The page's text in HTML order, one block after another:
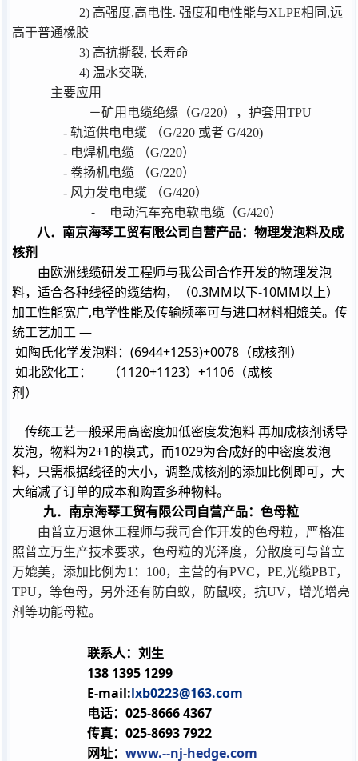
2) 高强度,高电性. 强度和电性能与XLPE相同 ,远
高于普通橡胶
3) 高抗撕裂, 长寿命
4) 温水交联,
主要应用
－矿用电缆绝缘（G/220），护套用TPU
- 轨道供电电缆 （G/220 或者 G/420)
- 电焊机电缆 （G/220）
- 卷扬机电缆 （G/220）
- 风力发电电缆 （G/420）
- 电动汽车充电软电缆（G/420）
八．南京海琴工贸有限公司自营产品：物理发泡料及成
核剂
由欧洲线缆研发工程师与我公司合作开发的物理发泡
料，适合各种线径的缆结构，（0.3MM以下-10MM以上）
加工性能宽广,电学性能及传输频率可与进口材料相媲美。传
统工艺加工 —
如陶氏化学发泡料： (6944+1253)+0078 （成核剂）
如北欧化工：
（1120+1123） +1106 （成核
剂）
传统工艺一般采用高密度加低密度发泡料 再加成核剂诱导
发泡，物料为2+1 的模式，而1029为合成好的中密度发泡
料，只需根据线径的大小，调整成核剂的添加比例即可，大
大缩减了订单的成本和购置多种物料。
九．南京海琴工贸有限公司自营产品：色母粒
由普立万退休工程师与我司合作开发的色母粒，严格准
照普立万生产技术要求，色母粒的光泽度，分散度可与普立
万媲美，添加比例为1 ： 100，主营的有PVC， PE,光缆PBT，
TPU，等色母，另外还有防白蚁，防鼠咬，抗UV，增光增亮
剂等功能母粒。
联系人：刘生
138 1395 1299
E-mail:lxb0223@163.com
电话：025-8666 4367
传真：025-8693 7922
网址：www.--nj-hedge.com